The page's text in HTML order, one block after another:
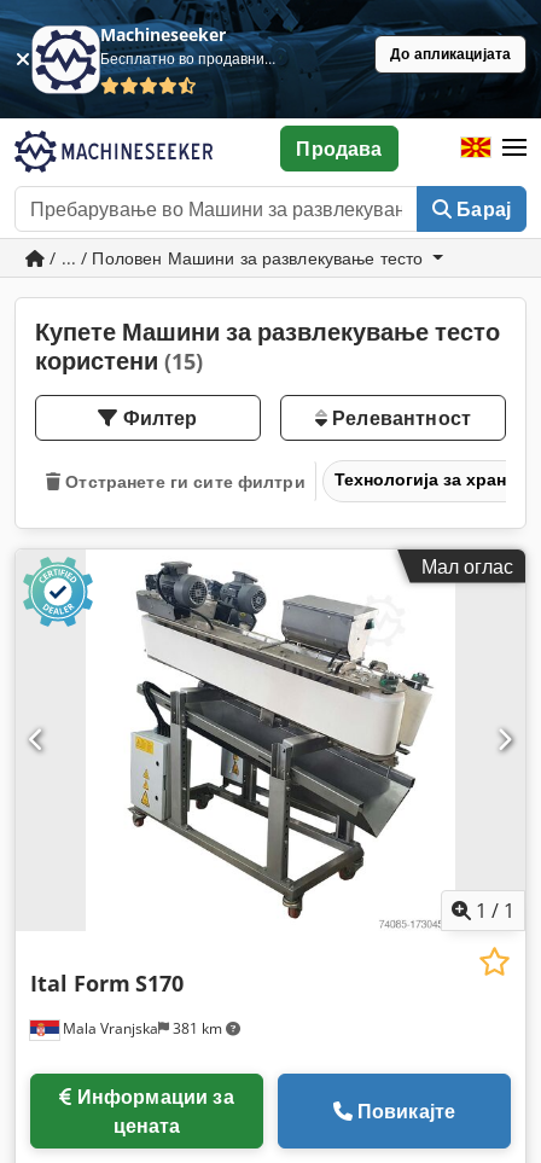
Machineseeker
Бесплатно во продавница До апликацијата
Барај
Продава
/ ... / Половен Машини за развлекување тесто
Купете Машини за развлекување тесто
користени (15)
Филтер Релевантност
Отстранете ги сите филтри Технологија за храна
Мал оглас
1 / 1
Mala Vranjska 381 km
Ital Form S170
цената
Повикајте